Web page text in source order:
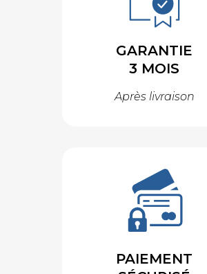
GARANTIE
3 MOIS
Après livraison
PAIEMENT